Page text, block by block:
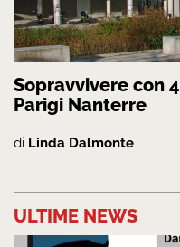
Sopravvivere con
Parigi Nanterre
di Linda Dalmonte
ULTIME NEWS